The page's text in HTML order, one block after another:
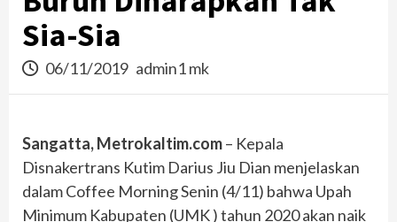
Sia-Sia
06/11/2019 admin1 mk
Sangatta, Metrokaltim.com– Kepala
Disnakertrans Kutim Darius Jiu Dian menjelaskan
dalam Coffee Morning Senin (4/11) bahwa Upah
Minimum Kabupaten (UMK ) tahun 2020 akan naik